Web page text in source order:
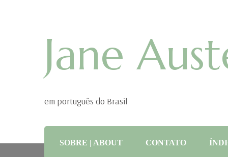
Jane
em português do Brasil
SOBRE | ABOUT CONTATO